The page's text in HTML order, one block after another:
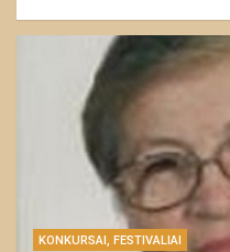
KONKURSAI, FESTIVALIAI